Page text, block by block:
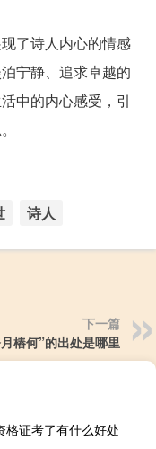
了诗人内心的情感
宁静、追求卓越的
中的内心感受，引
诗人
下一篇
樁何”的出处是哪里
格证考了有什么好处